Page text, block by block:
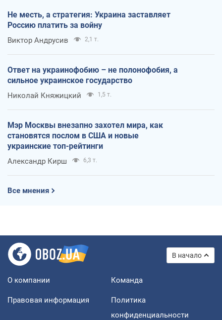
Не месть, а стратегия: Украина заставляет
Россию платить за войну
Виктор Андрусив 2,1 т.
Ответ на украинофобию – не полонофобия, а
сильное украинское государство
Николай Княжицкий 1,5 т.
Мэр Москвы внезапно захотел мира, как
становятся послом в США и новые
украинские топ-рейтинги
Александр Кирш 6,3 т.
Все мнения
В начало
О компании Команда
Правовая информация
Политика
конфиденциальности